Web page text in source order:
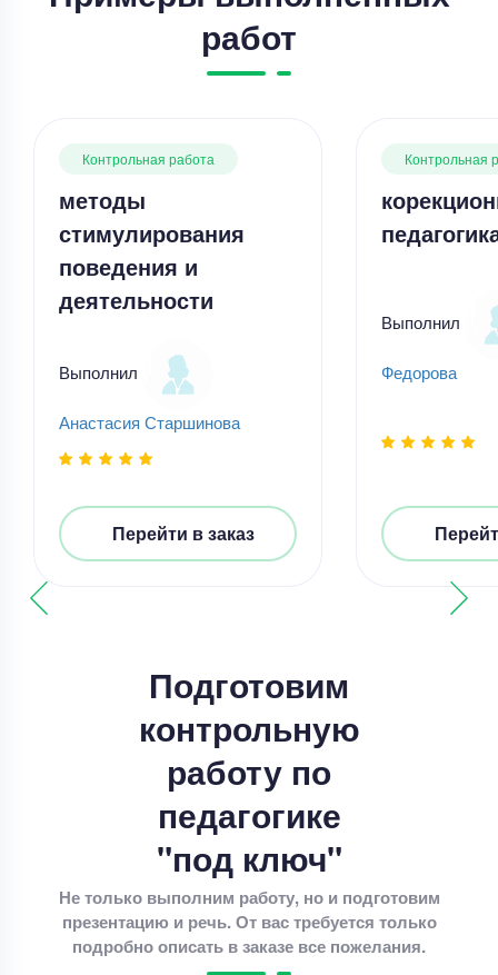
работ
Контрольная работа
методы
стимулирования
поведения и
деятельности
Выполнил
Анастасия Старшинова
Перейти в заказ
Контрольная
Выполнил
Федорова
Подготовим
контрольную
работу по
педагогике
"под ключ"
Не только выполним работу, но и подготовим
презентацию и речь. От вас требуется только
подробно описать в заказе все пожелания.
Соотношение международного таможенного
права и международного экономического права
Уникальность50%
Срок выполнения 3 дней
Контрольная работа
The ways to be a great manager». Are there many